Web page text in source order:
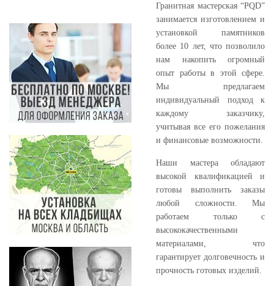
Гранитная мастерская “PQD”
занимается изготовлением и
установкой памятников
более 10 лет, что позволило
нам накопить огромный
опыт работы в этой сфере.
Мы предлагаем
индивидуальный подход к
каждому заказчику,
учитывая все его пожелания
и финансовые возможности.
Наши мастера обладают
высокой квалификацией и
готовы выполнить заказы
любой сложности. Мы
работаем только с
высококачественными
материалами, что
гарантирует долговечность и
прочность готовых изделий.